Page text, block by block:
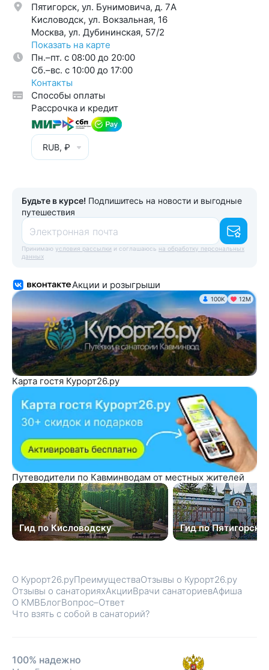
Пятигорск, ул. Бунимовича, д. 7A
Кисловодск, ул. Вокзальная, 16
Москва, ул. Дубининская, 57/2
Показать на карте
Пн.–пт. с 08:00 до 20:00
Cб.–вс. с 10:00 до 17:00
Контакты
Способы оплаты
Рассрочка и кредит
RUB, ₽
Будьте в курсе! Подпишитесь на новости и выгодные
путешествия
Электронная почта
Принимаю условия рассылки и соглашаюсь на обработку персональных
данных
Акции и розыгрыши
100K 12М
Карта гостя Курорт26.ру
Путеводители по Кавминводам от местных жителей
Гид по Кисловодску Гид по Пятигорску
О Курорт26.руПреимуществаОтзывы о Курорт26.ру
Отзывы о санаторияхАкцииВрачи санаториевАфиша
О КМВБлогВопрос–Ответ
Что взять с собой в санаторий?
100% надежно